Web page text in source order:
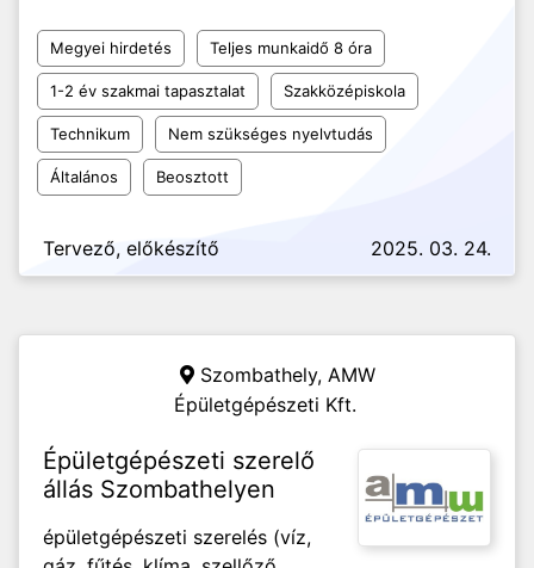
Megyei hirdetés Teljes munkaidő 8 óra
1-2 év szakmai tapasztalat Szakközépiskola
Technikum Nem szükséges nyelvtudás
Általános Beosztott
Tervező, előkészítő 2025. 03. 24.
Szombathely, AMW
Épületgépészeti Kft.
Épületgépészeti szerelő
állás Szombathelyen
épületgépészeti szerelés (víz,